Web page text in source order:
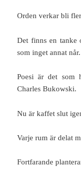
Orden verkar bli
Det finns en tanke
som inget annat når.
Poesi är det som
Charles Bukowski.
Nu är kaffet slut
Varje rum är delat
Fortfarande